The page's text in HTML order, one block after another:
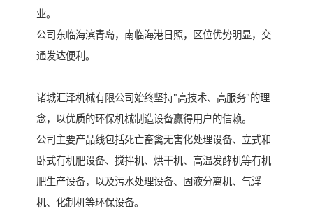
业。
公司东临海滨青岛，南临海港日照，区位优势明显，交
通发达便利。
诸城汇泽机械有限公司始终坚持"高技术、高服务"的理
念，以优质的环保机械制造设备赢得用户的信赖。
公司主要产品线包括死亡畜禽无害化处理设备、立式和
卧式有机肥设备、搅拌机、烘干机、高温发酵机等有机
肥生产设备，以及污水处理设备、固液分离机、气浮
机、化制机等环保设备。